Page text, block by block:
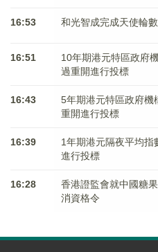
16:53 和光智成完成天使輪
16:51
10年期港元特區政府
過重開進行投標
16:43
5年期港元特區政府機
重開進行投標
16:39
1年期港元隔夜平均指
進行投標
16:28
香港證監會就中國糖
消資格令